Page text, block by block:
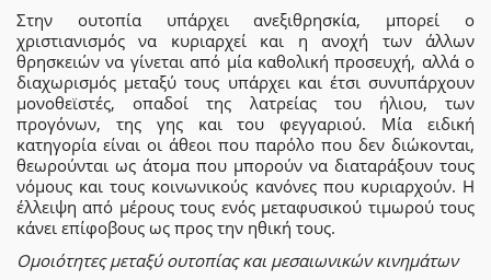
Στην ουτοπία υπάρχει ανεξιθρησκία, μπορεί ο
χριστιανισμός να κυριαρχεί και η ανοχή των άλλων
θρησκειών να γίνεται από μία καθολική προσευχή, αλλά ο
διαχωρισμός μεταξύ τους υπάρχει και έτσι συνυπάρχουν
μονοθεϊστές, οπαδοί της λατρείας του ήλιου, των
προγόνων, της γης και του φεγγαριού. Μία ειδική
κατηγορία είναι οι άθεοι που παρόλο που δεν διώκονται,
θεωρούνται ως άτομα που μπορούν να διαταράξουν τους
νόμους και τους κοινωνικούς κανόνες που κυριαρχούν. Η
έλλειψη από μέρους τους ενός μεταφυσικού τιμωρού τους
κάνει επίφοβους ως προς την ηθική τους.
Ομοιότητες μεταξύ ουτοπίας και μεσαιωνικών κινημάτων